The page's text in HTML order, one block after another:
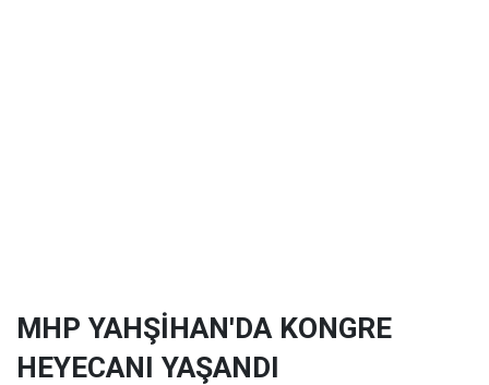
MHP YAHŞİHAN'DA KONGRE
HEYECANI YAŞANDI